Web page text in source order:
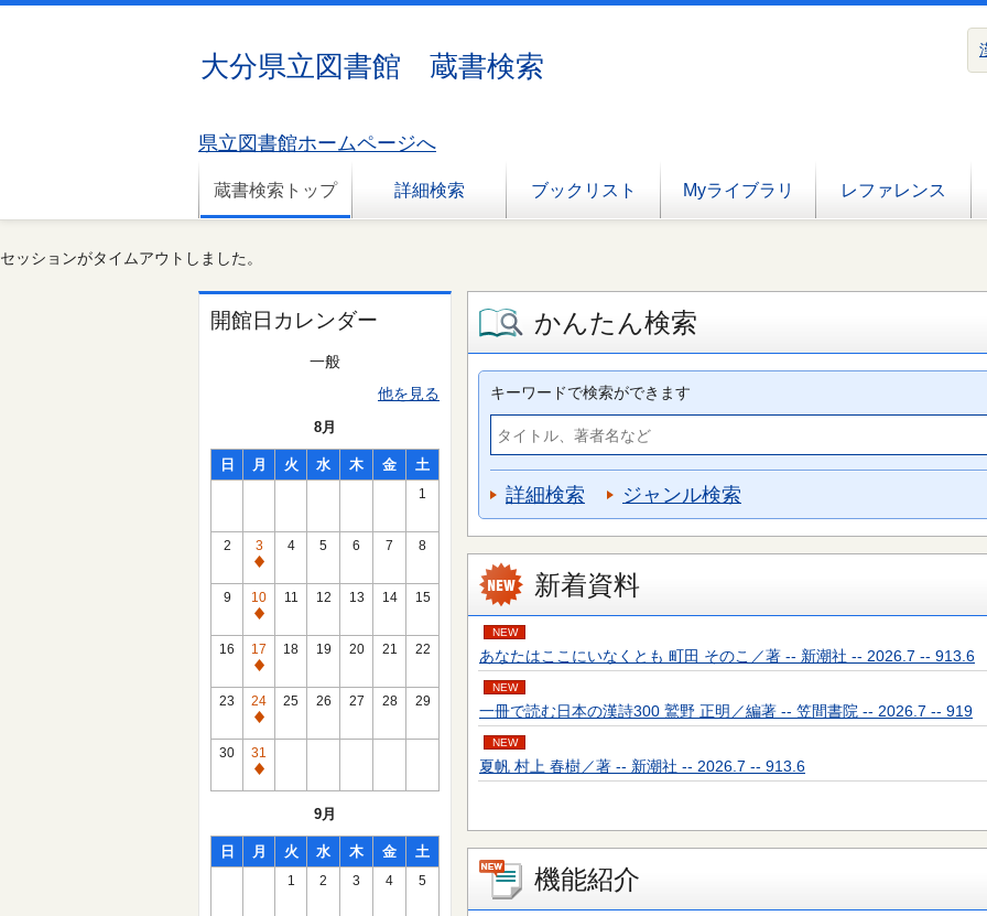
大分県立図書館 蔵書検索
県立図書館ホームページへ
蔵書検索トップ 詳細検索 ブックリスト Myライブラリ レファレンス
セッションがタイムアウトしました。
開館日カレンダー
一般
他を見る
8月
日 月 火 水 木 金 土
1
2
3
通
常
休
館
日
4 5 6 7 8
9
10
通
常
休
館
日
11 12 13 14 15
16
17
通
常
休
館
日
18 19 20 21 22
23
24
通
常
休
館
25 26 27 28 29
30
31
通
館
日
9月
日 月 火 水 木 金 土
1 2 3 4 5
かんたん検索
キーワードで検索ができます
詳細検索 ジャンル検索
新着資料
NEW
あなたはここにいなくとも 町田 そのこ／著 -- 新潮社 -- 2026.7 -- 913.6
NEW
一冊で読む日本の漢詩300 鷲野 正明／編著 -- 笠間書院 -- 2026.7 -- 919
NEW
夏帆 村上 春樹／著 -- 新潮社 -- 2026.7 -- 913.6
機能紹介